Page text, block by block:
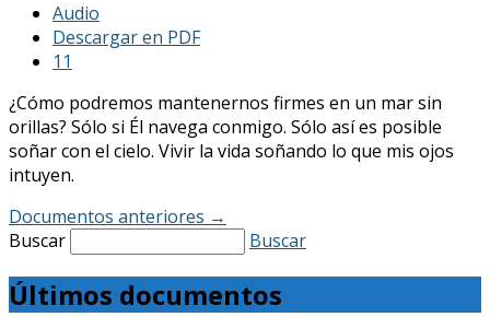
Audio
Descargar en PDF
1 1
¿Cómo podremos mantenernos firmes en un mar sin
orillas? Sólo si Él navega conmigo. Sólo así es posible
soñar con el cielo. Vivir la vida soñando lo que mis ojos
intuyen.
Documentos anteriores →
Buscar
Buscar
Últimos documentos